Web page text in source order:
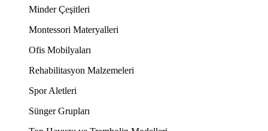
Minder Çeşitleri
Montessori Materyalleri
Ofis Mobilyaları
Rehabilitasyon Malzemeleri
Spor Aletleri
Sünger Grupları